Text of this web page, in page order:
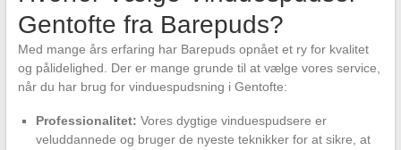
Gentofte fra Barepuds?
Med mange års erfaring har Barepuds opnået et ry for kvalitet
og pålidelighed. Der er mange grunde til at vælge vores service,
når du har brug for vinduespudsning i Gentofte:
Professionalitet: Vores dygtige vinduespudsere er
veluddannede og bruger de nyeste teknikker for at sikre, at